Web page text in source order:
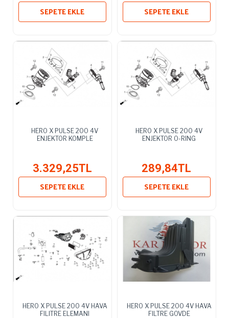
SEPETE EKLE
SEPETE EKLE
HERO X PULSE 200 4V
ENJEKTOR KOMPLE
3.329,25TL
SEPETE EKLE
HERO X PULSE 200 4V
ENJEKTOR O-RING
289,84TL
SEPETE EKLE
HERO X PULSE 200 4V HAVA
FILITRE ELEMANI
HERO X PULSE 200 4V HAVA
FILTRE GOVDE